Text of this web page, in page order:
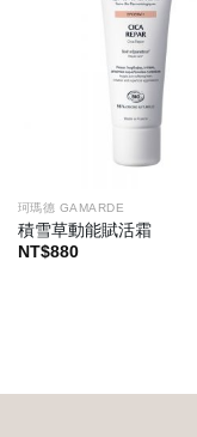
珂瑪德 GAMARDE
積雪草動能賦活霜
NT$880